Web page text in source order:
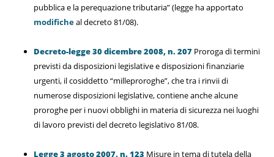
pubblica e la perequazione tributaria” (legge ha apportato
modificheal decreto 81/08).
Decreto-legge 30 dicembre 2008, n. 207 Proroga di termini
previsti da disposizioni legislative e disposizioni finanziarie
urgenti, il cosiddetto “milleproroghe”, che tra i rinvii di
numerose disposizioni legislative, contiene anche alcune
proroghe per i nuovi obblighi in materia di sicurezza nei luoghi
di lavoro previsti del decreto legislativo 81/08.
Legge 3 agosto 2007, n. 123 Misure in tema di tutela della